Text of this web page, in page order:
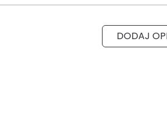
DODAJ